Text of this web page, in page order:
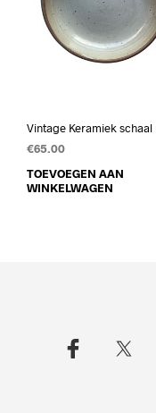
Vintage Keramiek schaal
€65.00
TOEVOEGEN AAN
WINKELWAGEN